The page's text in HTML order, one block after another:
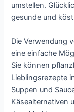
umstellen.
gesunde und
Die Verwendung
eine einfache
Sie können
Lieblingsrezepte
Suppen und
Käsealternativen